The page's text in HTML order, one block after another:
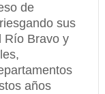
de
sus
Río Bravo y
años